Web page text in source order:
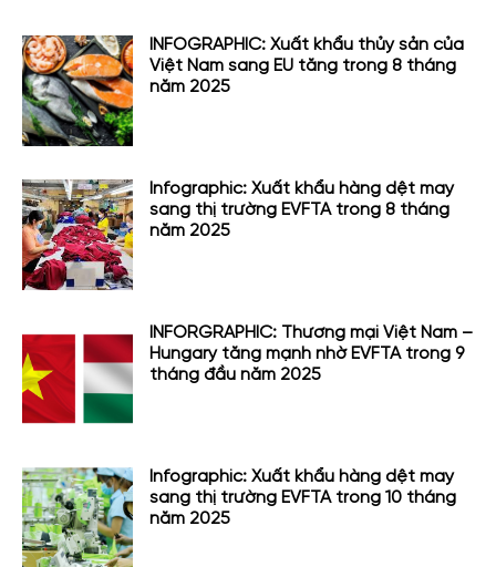
INFOGRAPHIC: Xuất khẩu thủy sản của
Việt Nam sang EU tăng trong 8 tháng
năm 2025
Infographic: Xuất khẩu hàng dệt may
sang thị trường EVFTA trong 8 tháng
năm 2025
INFORGRAPHIC: Thương mại Việt Nam –
Hungary tăng mạnh nhờ EVFTA trong 9
tháng đầu năm 2025
Infographic: Xuất khẩu hàng dệt may
sang thị trường EVFTA trong 10 tháng
năm 2025